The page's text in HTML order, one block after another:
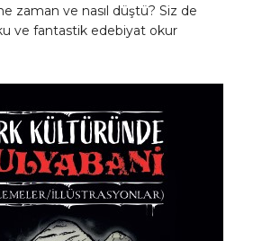
zaman ve nasıl düştü? Siz de
ve fantastik edebiyat okur